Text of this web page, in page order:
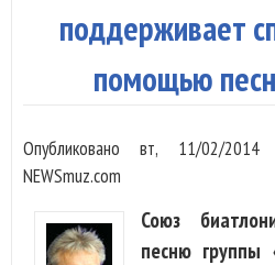
поддерживает
помощью
Опубликовановт, 11/02/
NEWSmuz.com
Союз
песню группы